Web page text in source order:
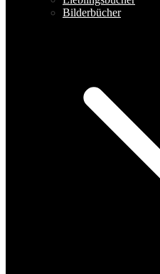
Bilderbücher